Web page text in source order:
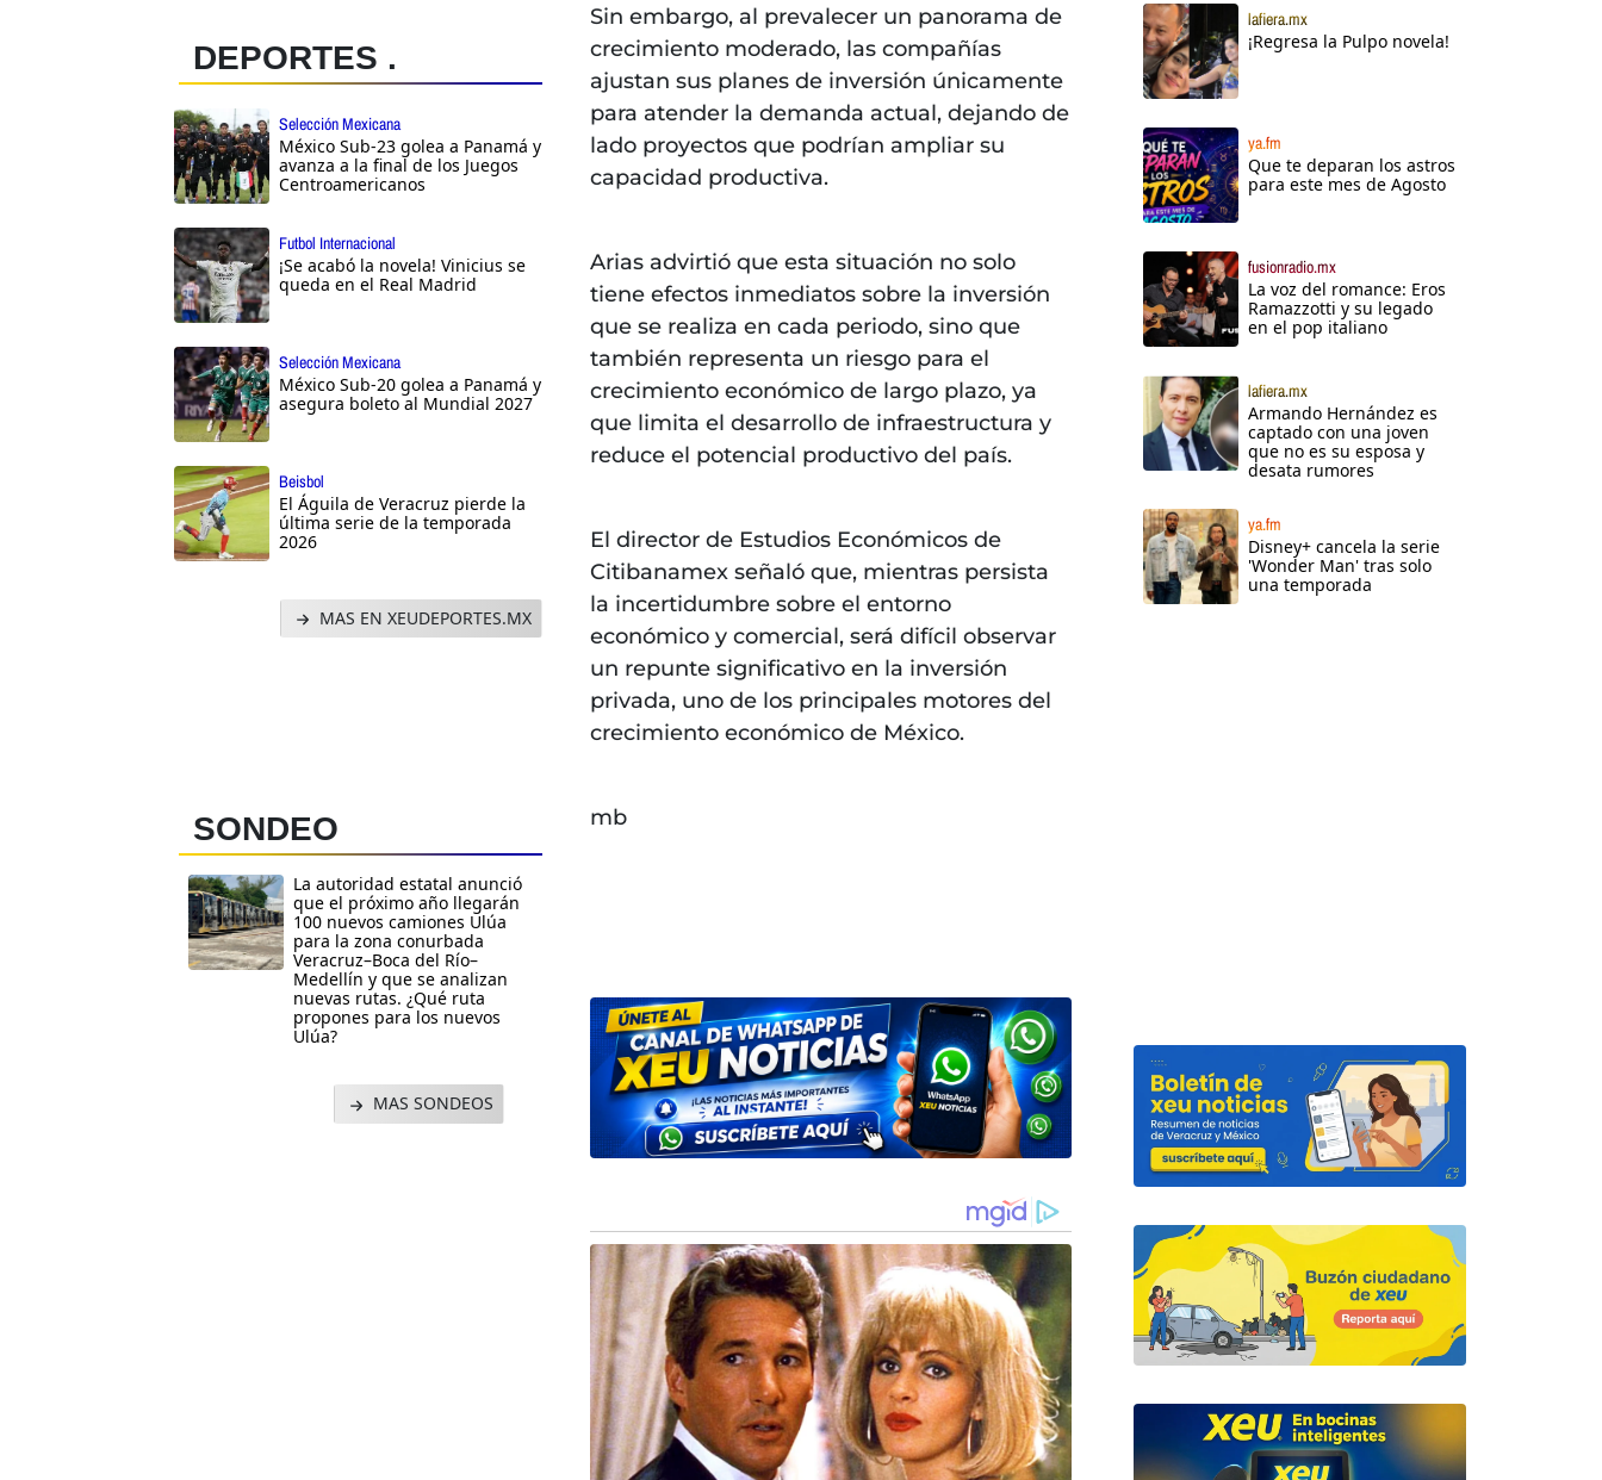
DEPORTES .
Selección Mexicana
México Sub-23 golea a Panamá y
avanza a la final de los Juegos
Centroamericanos
Futbol Internacional
¡Se acabó la novela! Vinicius se
queda en el Real Madrid
Selección Mexicana
México Sub-20 golea a Panamá y
asegura boleto al Mundial 2027
Beisbol
El Águila de Veracruz pierde la
última serie de la temporada
2026
MAS EN XEUDEPORTES.MX
SONDEO
La autoridad estatal anunció
que el próximo año llegarán
100 nuevos camiones Ulúa
para la zona conurbada
Veracruz–Boca del Río–
Medellín y que se analizan
nuevas rutas. ¿Qué ruta
propones para los nuevos
Ulúa?
MAS SONDEOS
Sin embargo, al prevalecer un panorama de
crecimiento moderado, las compañías
ajustan sus planes de inversión únicamente
para atender la demanda actual, dejando de
lado proyectos que podrían ampliar su
capacidad productiva.
Arias advirtió que esta situación no solo
tiene efectos inmediatos sobre la inversión
que se realiza en cada periodo, sino que
también representa un riesgo para el
crecimiento económico de largo plazo, ya
que limita el desarrollo de infraestructura y
reduce el potencial productivo del país.
El director de Estudios Económicos de
Citibanamex señaló que, mientras persista
la incertidumbre sobre el entorno
económico y comercial, será difícil observar
un repunte significativo en la inversión
privada, uno de los principales motores del
crecimiento económico de México.
mb
lafiera.mx
¡Regresa la Pulpo novela!
ya.fm
Que te deparan los astros
para este mes de Agosto
fusionradio.mx
La voz del romance: Eros
Ramazzotti y su legado
en el pop italiano
lafiera.mx
Armando Hernández es
captado con una joven
que no es su esposa y
desata rumores
ya.fm
Disney+ cancela la serie
'Wonder Man' tras solo
una temporada